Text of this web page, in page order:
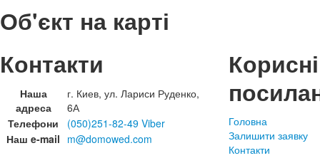
Об'єкт на карті
Контакти
Наша
адреса
г. Киев, ул. Лариси Руденко,
6А
Телефони
(050)251-82-49 Viber
Наш e-mail m@domowed.com
Корисні
Головна
Залишити заявку
Контакти